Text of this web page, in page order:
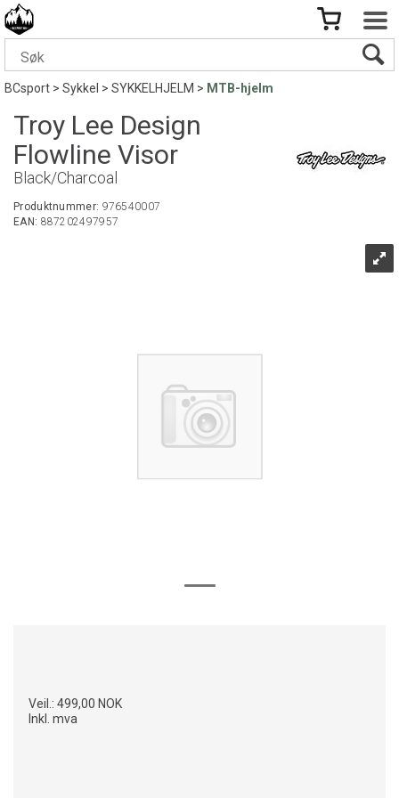
BCsport>Sykkel >SYKKELHJELM> MTB-hjelm
Troy Lee Design
Flowline Visor
Black/Charcoal
Produktnummer: 976540007
EAN: 887202497957
Veil.: 499,00 NOK
Inkl. mva